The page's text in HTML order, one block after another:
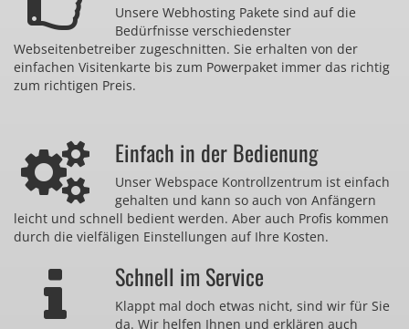
Unsere Webhosting Pakete sind auf die
Bedürfnisse verschiedenster
Webseitenbetreiber zugeschnitten. Sie erhalten von der
einfachen Visitenkarte bis zum Powerpaket immer das richtig
zum richtigen Preis.
Einfach in der Bedienung
Unser Webspace Kontrollzentrum ist einfach
gehalten und kann so auch von Anfängern
leicht und schnell bedient werden. Aber auch Profis kommen
durch die vielfäligen Einstellungen auf Ihre Kosten.
Schnell im Service
Klappt mal doch etwas nicht, sind wir für Sie
da. Wir helfen Ihnen und erklären auch